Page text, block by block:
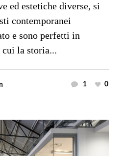
ed estetiche diverse, si
contemporanei
e sono perfetti in
la storia...
1 0